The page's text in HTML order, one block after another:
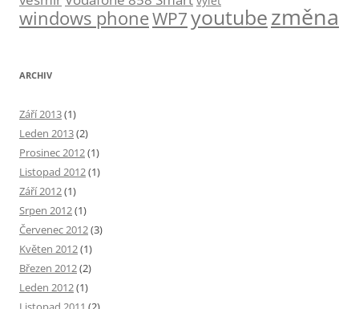
windows phoneWP7youtubezměna
ARCHIV
Září 2013(1)
Leden 2013(2)
Prosinec 2012(1)
Listopad 2012(1)
Září 2012(1)
Srpen 2012(1)
Červenec 2012(3)
Květen 2012(1)
Březen 2012(2)
Leden 2012(1)